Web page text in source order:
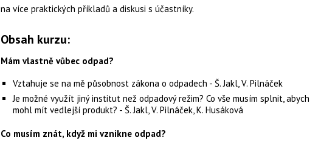
na více praktických příkladů a diskusi s účastníky.
Obsah kurzu:
Mám vlastně vůbec odpad?
Vztahuje se na mě působnost zákona o odpadech - Š. Jakl, V. Pilnáček
Je možné využít jiný institut než odpadový režim? Co vše musím splnit, abych
mohl mít vedlejší produkt? - Š. Jakl, V. Pilnáček, K. Husáková
Co musím znát, když mi vznikne odpad?